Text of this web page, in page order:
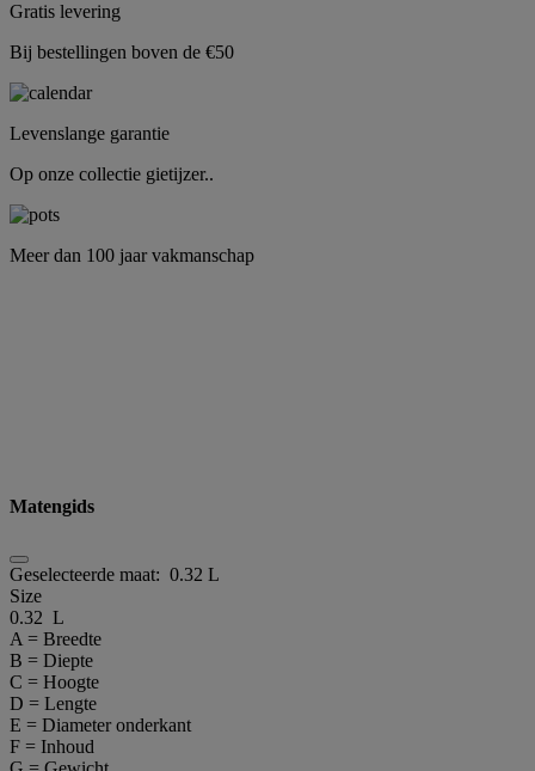
Gratis levering
Bij bestellingen boven de €50
Levenslange garantie
Op onze collectie gietijzer..
Meer dan 100 jaar vakmanschap
Matengids
Geselecteerde maat: 0.32 L
Size
0.32 L
A = Breedte
B = Diepte
C = Hoogte
D = Lengte
E = Diameter onderkant
F = Inhoud